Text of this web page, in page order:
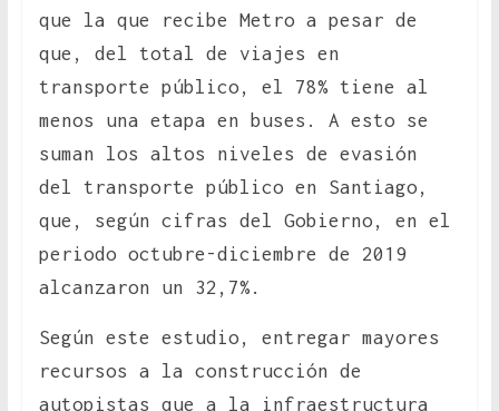
que la que recibe Metro a pesar de
que, del total de viajes en
transporte público, el 78% tiene al
menos una etapa en buses. A esto se
suman los altos niveles de evasión
del transporte público en Santiago,
que, según cifras del Gobierno, en el
periodo octubre-diciembre de 2019
alcanzaron un 32,7%.
Según este estudio, entregar mayores
recursos a la construcción de
autopistas que a la infraestructura